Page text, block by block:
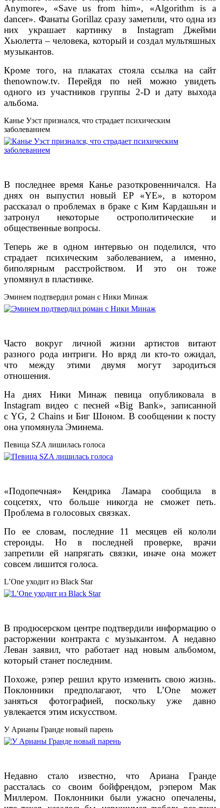
Anymore», «Save us from him», «Algorithm is a
dancer». Фанаты Gorillaz сразу заметили, что одна из
них украшает картинку в Instagram Джейми
Хьюлетта – человека, который и создал мультяшных
музыкантов.
Кроме того, на плакатах стояла ссылка на сайт
thenownow.tv. Перейдя по ней можно увидеть
одного из участников группы 2-D и дату выхода
альбома.
Канье Уэст признался, что страдает психическим
заболеванием
В последнее время Канье разоткровенничался. На
днях он выпустил новый EP «YE», в котором
рассказал о проблемах в браке с Ким Кардашьян и
затронул некоторые острополитические и
общественные вопросы.
Теперь же в одном интервью он поделился, что
страдает психическим заболеванием, а именно,
биполярным расстройством. И это он тоже
упомянул в пластинке.
Эминем подтвердил роман с Ники Минаж
Часто вокруг личной жизни артистов витают
разного рода интриги. Но вряд ли кто-то ожидал,
что между этими двумя могут зародиться
отношения.
На днях Ники Минаж певица опубликовала в
Instagram видео с песней «Big Bank», записанной
с YG, 2 Chains и Биг Шоном. В сообщении к посту
она упомянула Эминема.
Певица SZA лишилась голоса
«Подопечная» Кендрика Ламара сообщила в
соцсетях, что больше никогда не сможет петь.
Проблема в голосовых связках.
По ее словам, последние 11 месяцев ей кололи
стероиды. Но в последней проверке, врачи
запретили ей напрягать связки, иначе она может
совсем лишится голоса.
L’One уходит из Black Star
В продюсерском центре подтвердили информацию о
расторжении контракта с музыкантом. А недавно
Леван заявил, что работает над новым альбомом,
который станет последним.
Похоже, рэпер решил круто изменить свою жизнь.
Поклонники предполагают, что L’One может
заняться фотографией, поскольку уже давно
увлекается этим искусством.
У Арианы Гранде новый парень
Недавно стало известно, что Ариана Гранде
рассталась со своим бойфрендом, рэпером Мак
Миллером. Поклонники были ужасно опечалены,